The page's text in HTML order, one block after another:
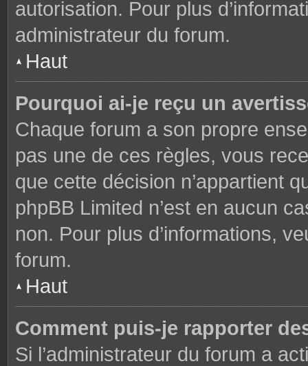
autorisation. Pour plus
administrateur du forum.
Haut
Pourquoi ai-je reçu un
Chaque forum a son propre
pas une de ces règles, vous
que cette décision n’appartient
phpBB Limited n’est en aucun
non. Pour plus d’informations,
forum.
Haut
Comment puis-je rapporter
Si l’administrateur du forum a